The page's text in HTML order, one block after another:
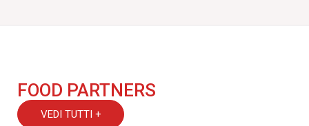
FOOD PARTNERS
VEDI TUTTI +